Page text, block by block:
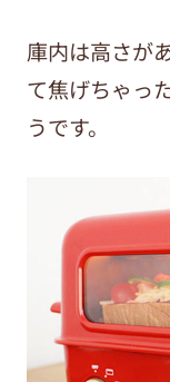
庫内は高さが
て焦げちゃっ
うです。